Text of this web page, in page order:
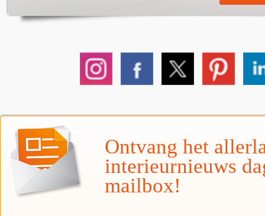
Ontvang het
interieurnieuws
mailbox!